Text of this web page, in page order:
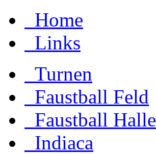
Home
Links
Turnen
Faustball Feld
Faustball Halle
Indiaca